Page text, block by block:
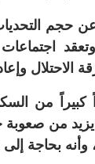
حجم
الاحتلال
كبيراً من
من صعوبة
بحاجة